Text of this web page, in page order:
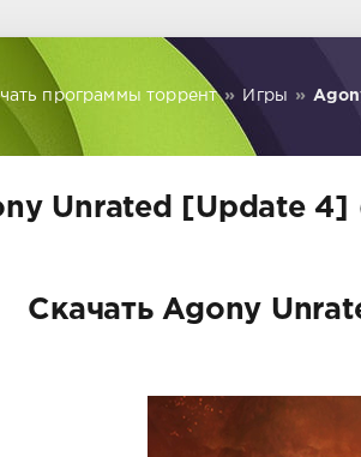
программы торрент » Игры »
Unrated [Update 4]
Скачать Agony